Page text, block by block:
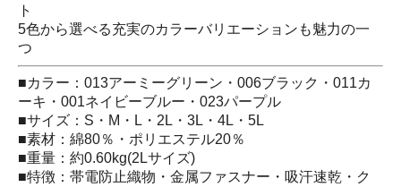
ト
5色から選べる充実のカラーバリエーションも魅力の一
つ
■カラー：013アーミーグリーン・006ブラック・011カ
ーキ・001ネイビーブルー・023パープル
■サイズ：S・M・L・2L・3L・4L・5L
■素材：綿80％・ポリエステル20％
■重量：約0.60kg(2Lサイズ)
■特徴：帯電防止織物・金属ファスナー・吸汗速乾・ク